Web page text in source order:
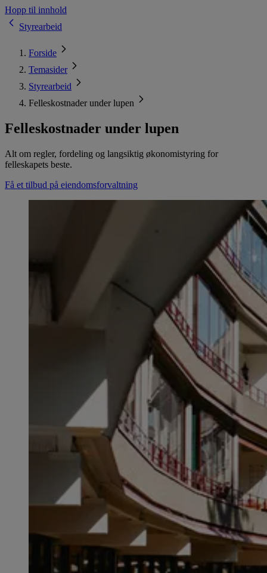
Hopp til innhold
Styrearbeid
Forside
Temasider
Styrearbeid
Felleskostnader under lupen
Felleskostnader under lupen
Alt om regler, fordeling og langsiktig økonomistyring for
felleskapets beste.
Få et tilbud på eiendomsforvaltning